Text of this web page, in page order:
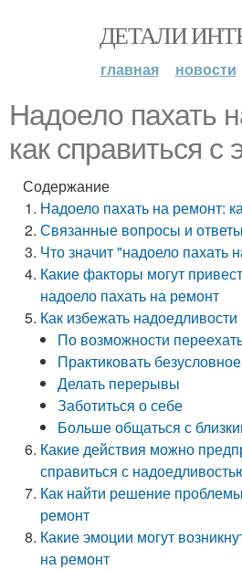
ДЕТАЛИ
главная новости
Надоело пахать
как справиться с
Содержание
Надоело пахать на ремонт:
Связанные вопросы и ответы
Что значит "надоело пахать
Какие факторы могут
надоело пахать на ремонт
Как избежать
По возможности
Практиковать
Делать перерывы
Заботиться о себе
Больше общаться с
Какие действия можно
справиться с
Как найти решение
ремонт
Какие эмоции могут
на ремонт